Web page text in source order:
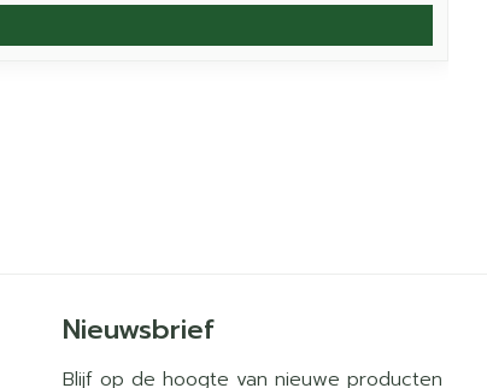
Nieuwsbrief
Blijf op de hoogte van nieuwe producten